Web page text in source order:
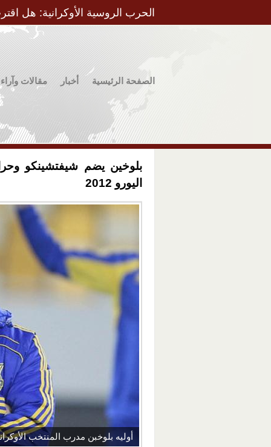
الحرب الروسية الأوكرانية: هل
الصفحة الرئيسية أخبار مقالات وآراء
بلوخين يضم شيفتشينكو
اليورو 2012
أوليه بلوخبن مدرب المنتخب